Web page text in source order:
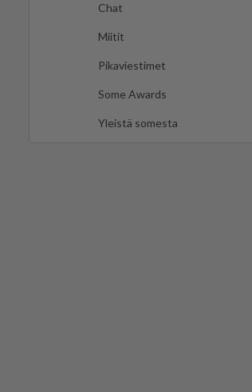
Chat
Miitit
Pikaviestimet
Some Awards
Yleistä somesta